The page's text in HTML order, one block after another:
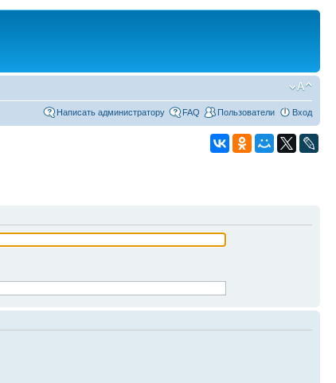
Написать администратору FAQ Пользователи Вход